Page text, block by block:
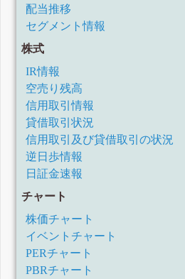
配当推移
セグメント情報
株式
IR情報
空売り残高
信用取引情報
貸借取引状況
信用取引及び貸借取引の状況
逆日歩情報
日証金速報
チャート
株価チャート
イベントチャート
PERチャート
PBRチャート